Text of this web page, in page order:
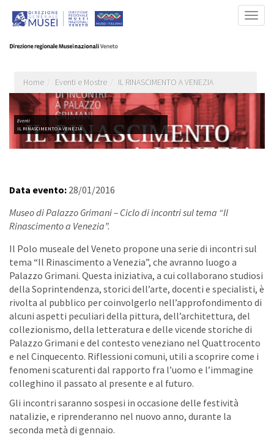
principale
Home Eventi e Mostre IL RINASCIMENTO A VENEZIA
Eventi
IL RINASCIMENTO A VENEZIA
Data evento: 28/01/2016
Museo di Palazzo Grimani – Ciclo di incontri sul tema “Il
Rinascimento a Venezia”.
Il Polo museale del Veneto propone una serie di incontri sul
tema “Il Rinascimento a Venezia”, che avranno luogo a
Palazzo Grimani. Questa iniziativa, a cui collaborano studiosi
della Soprintendenza, storici dell’arte, docenti e specialisti, è
rivolta al pubblico per coinvolgerlo nell’approfondimento di
alcuni aspetti peculiari della pittura, dell’architettura, del
collezionismo, della letteratura e delle vicende storiche di
Palazzo Grimani e del contesto veneziano nel Quattrocento
e nel Cinquecento. Riflessioni comuni, utili a scoprire come i
fenomeni scaturenti dal rapporto fra l’uomo e l’immagine
colleghino il passato al presente e al futuro.
Gli incontri saranno sospesi in occasione delle festività
natalizie, e riprenderanno nel nuovo anno, durante la
seconda metà di gennaio.